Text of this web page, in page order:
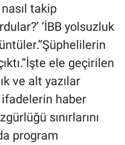
takip
‘İBB yolsuzluk
ele geçirilen
ve alt yazılar
ifadelerin haber
sınırlarını
program